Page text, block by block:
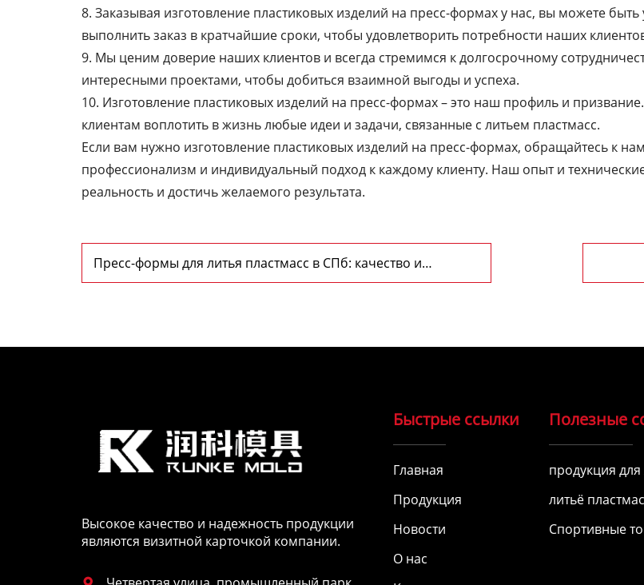
8. Заказывая изготовление пластиковых изделий на пресс-формах у нас, вы можете
выполнить заказ в кратчайшие сроки, чтобы удовлетворить потребности наших
9. Мы ценим доверие наших клиентов и всегда стремимся к долгосрочному
интересными проектами, чтобы добиться взаимной выгоды и успеха.
10. Изготовление пластиковых изделий на пресс-формах – это наш профиль и
клиентам воплотить в жизнь любые идеи и задачи, связанные с литьем пластмасс.
Если вам нужно изготовление пластиковых изделий на пресс-формах, обращайтесь к
профессионализм и индивидуальный подход к каждому клиенту. Наш опыт и
реальность и достичь желаемого результата.
Пресс-формы для литья пластмасс в СПб: качество и
надежность
Высокое качество и надежность продукции
являются визитной карточкой компании.
Быстрые ссылки
Главная
Продукция
Новости
О нас
Полезные
продукция для
литьё
Спортивные